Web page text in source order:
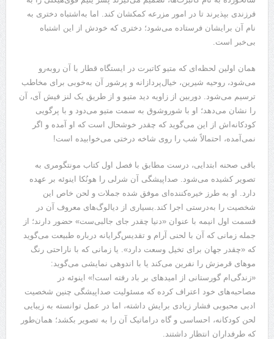
فرزندی بپذیرند تا در امور مزرعه کمکشان کند. اما به‌اشتباه دختری به
نام آن برایشان فرستاده می‌شود؛ دختری که خودش از این اشتباه
بی‌خبر است.
همان اولین لحظه‌ای که متیو کاتبرت در ایستگاه قطار با آن روبه‌رو
می‌شود، روحیه شیرین، خیال‌پردازانه و پرشور آن به‌خوبی برای مخاطب
ترسیم می‌شود. دوربین از زاویه دید متیو و از طریق یک لنز فیش آی، آن
را نشان می‌دهد؛ او با شوروشوق به سمت متیو می‌دود و با پرگویی
کودکانه‌اش از این می‌گوید که چقدر خوشحال است که او آمده و اگر
نمی‌آمده، احتمالاً شب را روی شاخه درختی می‌خوابیده است!
باقی صحنه ابتدایی، درست مطابق با فصل اول کتاب مونتگومری به
تصویر کشیده می‌شود. صداپیشگی آن شرلی را هونُکا اینوئه بر عهده
دارد. او به طرز خیره‌کننده‌ای موفق شده جملات و لحن خاص این
شخصیت را به‌درستی اجرا کند.بسیاری از دیالوگ‌های معروف آن در
قسمت اول انیمه با عنوان «دنیا چقدر جای جالبی‌ست» حضور دارند؛ از
جمله زمانی که آن با لحنی آرام و تقدیس‌گرایانه درباره طبیعت می‌گوید
که «چقدر جهان برای تخیل وسعت دارد». یا زمانی که با ناراحتی رنگ
مو‌های قرمزش را نفرین می‌کند یا با اندوهی نمایشی می‌گوید:
«زندگی‌ام گورستانی از امید‌های بر باد رفته است!» اینوئه در
مصاحبه‌های خود اعتراف کرده که مسئولیت صداپیشگی چنین شخصیت
ادبی محبوبی فشار زیادی برایش داشته، اما در عمل توانسته به زیبایی
لحن کودکانه، احساسی و گاه دراماتیک آن را به تصویر بکشد؛ همان‌طور
که طرفداران انتظار داشتند.